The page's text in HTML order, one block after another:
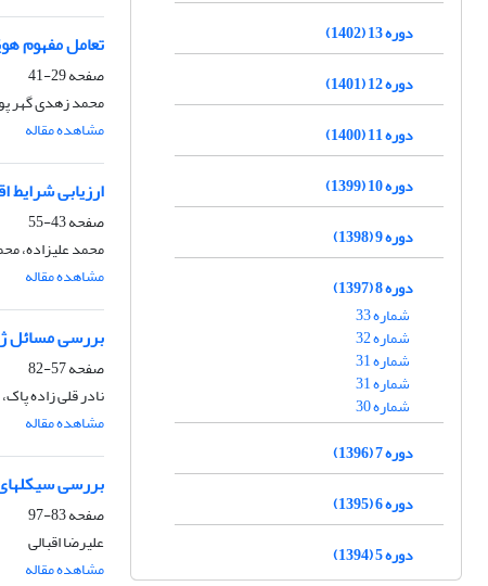
تعامل مفهوم
صفحه29-41
محمد زهدی گهر
مشاهده مقاله
ارزیابی
صفحه43-55
محمد علیزاده،
مشاهده مقاله
بررسی مسائل
صفحه57-82
نادر قلی زاده
مشاهده مقاله
بررسی
صفحه83-97
علیرضا اقبالی
مشاهده مقاله
دوره 13 (1402)
دوره 12 (1401)
دوره 11 (1400)
دوره 10 (1399)
دوره 9 (1398)
دوره 8 (1397)
شماره 33
شماره 32
شماره 31
شماره 31
شماره 30
دوره 7 (1396)
دوره 6 (1395)
دوره 5 (1394)